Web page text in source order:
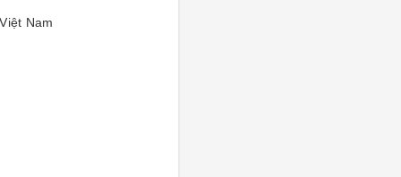
Việt Nam